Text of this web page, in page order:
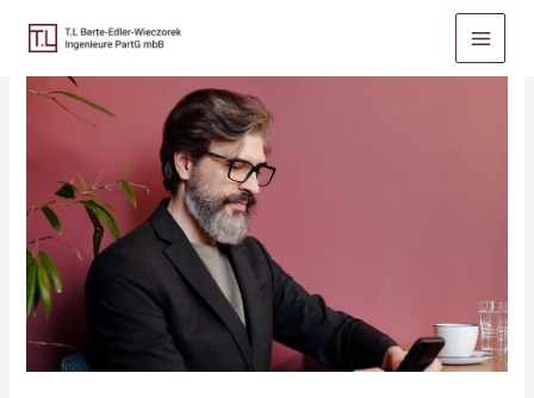
Inhalt
Main
Menu
navigation